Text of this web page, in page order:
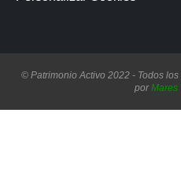
© Patrimonio Activo 2022 - Todos
porMares